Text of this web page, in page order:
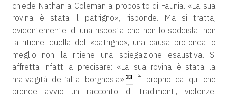
chiede Nathan a Coleman a proposito di Faunia. «La sua
rovina è stata il patrigno», risponde. Ma si tratta,
evidentemente, di una risposta che non lo soddisfa: non
la ritiene, quella del «patrigno», una causa profonda, o
meglio non la ritiene una spiegazione esaustiva. Si
affretta infatti a precisare: «La sua rovina è stata la
malvagità dell’alta borghesia».33
È proprio da qui che
prende avvio un racconto di tradimenti, violenze,